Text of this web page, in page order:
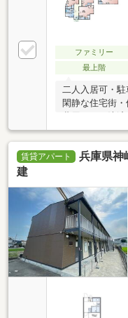
ファミリー
最上階
二人入居可・
閑静な住宅街・
賃貸アパート
兵庫県神
建